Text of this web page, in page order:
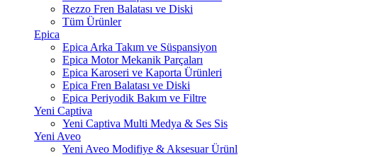
Rezzo Fren Balatası ve Diski
Tüm Ürünler
Epica
Epica Arka Takım ve Süspansiyon
Epica Motor Mekanik Parçaları
Epica Karoseri ve Kaporta Ürünleri
Epica Fren Balatası ve Diski
Epica Periyodik Bakım ve Filtre
Yeni Captiva
Yeni Captiva Multi Medya & Ses Sis
Yeni Aveo
Yeni Aveo Modifiye & Aksesuar Ürünl